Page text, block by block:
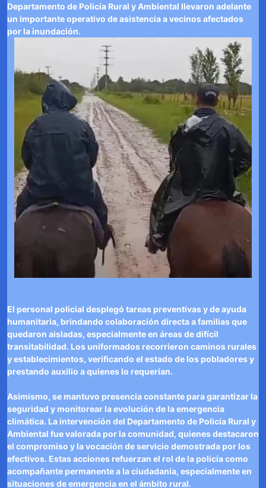
Departamento de Policía Rural y Ambiental llevaron adelante
un importante operativo de asistencia a vecinos afectados
por la inundación.
El personal policial desplegó tareas preventivas y de ayuda
humanitaria, brindando colaboración directa a familias que
quedaron aisladas, especialmente en áreas de difícil
transitabilidad. Los uniformados recorrieron caminos rurales
y establecimientos, verificando el estado de los pobladores y
prestando auxilio a quienes lo requerían.
Asimismo, se mantuvo presencia constante para garantizar la
seguridad y monitorear la evolución de la emergencia
climática. La intervención del Departamento de Policía Rural y
Ambiental fue valorada por la comunidad, quienes destacaron
el compromiso y la vocación de servicio demostrada por los
efectivos. Estas acciones refuerzan el rol de la policía como
acompañante permanente a la ciudadanía, especialmente en
situaciones de emergencia en el ámbito rural.